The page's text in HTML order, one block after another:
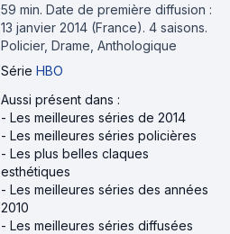
59 min. Date de première diffusion :
13 janvier 2014 (France). 4 saisons.
Policier, Drame, Anthologique
Série HBO
Aussi présent dans :
- Les meilleures séries de 2014
- Les meilleures séries policières
- Les plus belles claques
esthétiques
- Les meilleures séries des années
2010
- Les meilleures séries diffusées